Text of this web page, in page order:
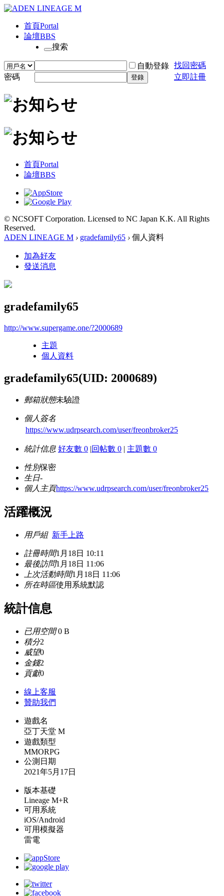
首頁Portal
論壇BBS
搜索
自動登錄 找回密碼
密碼
登錄 立即註冊
首頁Portal
論壇BBS
© NCSOFT Corporation. Licensed to NC Japan K.K. All Rights
Reserved.
ADEN LINEAGE M › gradefamily65 › 個人資料
加為好友
發送消息
gradefamily65
http://www.supergame.one/?2000689
主題
個人資料
gradefamily65(UID: 2000689)
郵箱狀態未驗證
個人簽名
https://www.udrpsearch.com/user/freonbroker25
統計信息 好友數 0 |回帖數 0 | 主題數 0
性別保密
生日-
個人主頁https://www.udrpsearch.com/user/freonbroker25
活躍概況
用戶組 新手上路
註冊時間1月18日 10:11
最後訪問1月18日 11:06
上次活動時間1月18日 11:06
所在時區使用系統默認
統計信息
已用空間0 B
積分2
威望0
金錢2
貢獻0
線上客服
贊助我們
遊戲名
亞丁天堂 M
遊戲類型
MMORPG
公測日期
2021年5月17日
版本基礎
Lineage M+R
可用系統
iOS/Android
可用模擬器
雷電